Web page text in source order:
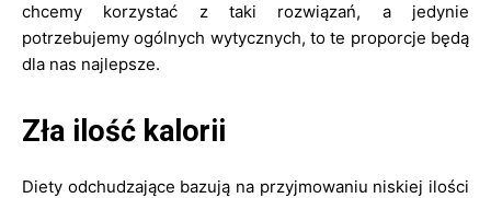
chcemy korzystać z taki rozwiązań, a jedynie
potrzebujemy ogólnych wytycznych, to te proporcje będą
dla nas najlepsze.
Zła ilość kalorii
Diety odchudzające bazują na przyjmowaniu niskiej ilości